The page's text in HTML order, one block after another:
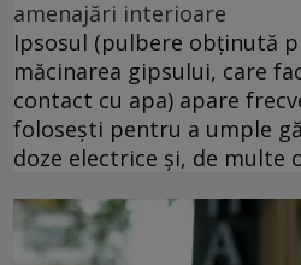
amenajări interioare
Ipsosul (pulbere obținută
măcinarea gipsului, care
contact cu apa) apare
folosești pentru a umple
doze electrice și, de multe